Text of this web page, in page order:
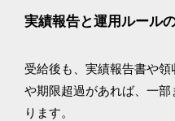
実績報告と運用ルール
受給後も、実績報告書や
や期限超過があれば、一
ります。